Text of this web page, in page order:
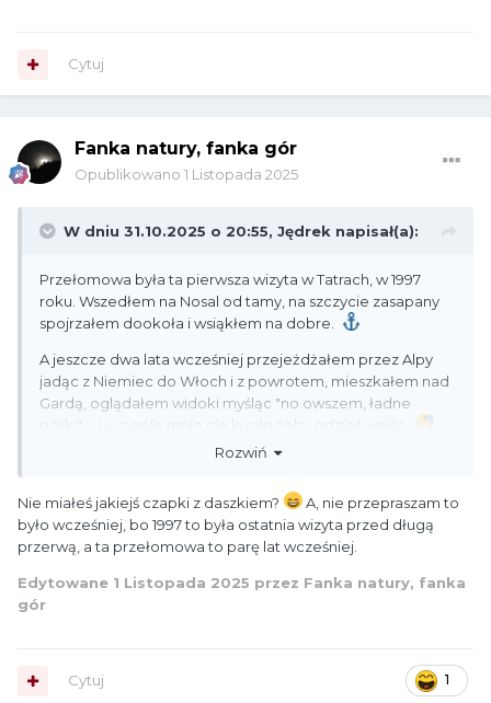
Jednak od czasu pierwszych wycieczek powyżej dolin do
bo jeszcze mi trochę Tatr do zdobycia zostało...
Cytuj
Fanka natury, fanka gór
Opublikowano 1 Listopada 2025
W dniu 31.10.2025 o 20:55, Jędrek napisał(a):
Przełomowa była ta pierwsza wizyta w Tatrach, w 1997
roku. Wszedłem na Nosal od tamy, na szczycie zasapany
spojrzałem dookoła i wsiąkłem na dobre.
A jeszcze dwa lata wcześniej przejeżdżałem przez Alpy
jadąc z Niemiec do Włoch i z powrotem, mieszkałem nad
Gardą, oglądałem widoki myśląc "no owszem, ładne
górki" ... i w ogóle mnie nie kusiło żeby gdzieś wejść.
Rozwiń
Nie miałeś jakiejś czapki z daszkiem?
A, nie przepraszam to
było wcześniej, bo 1997 to była ostatnia wizyta przed długą
przerwą, a ta przełomowa to parę lat wcześniej.
Edytowane 1 Listopada 2025 przez Fanka natury, fanka
gór
1
Cytuj